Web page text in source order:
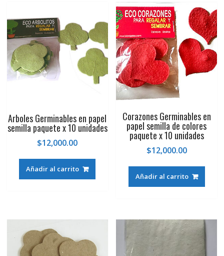
Arboles Germinables en papel
semilla paquete x 10 unidades
$12,000.00
Añadir al carrito
Corazones Germinables en
papel semilla de colores
paquete x 10 unidades
$12,000.00
Añadir al carrito